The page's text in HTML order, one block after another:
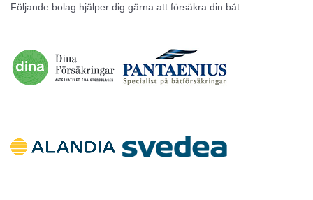
Följande bolag hjälper dig gärna att försäkra din båt.